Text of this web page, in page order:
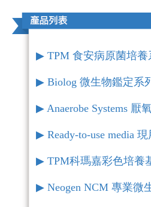
▶︎ TPM 食安病原菌培養
▶︎ Biolog 微生物鑑定系
▶︎ Anaerobe Systems 厭
▶︎ Ready-to-use media
▶︎ TPM科瑪嘉彩色培養
▶︎ Neogen NCM 專業微